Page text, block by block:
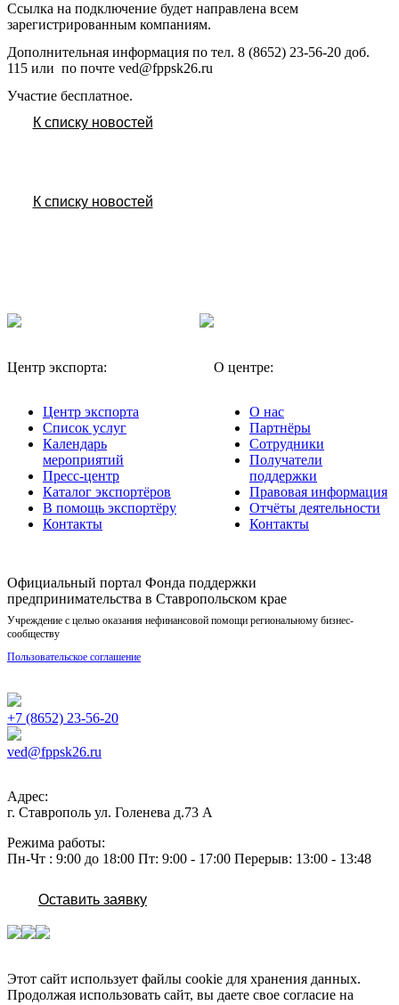
Ссылка на подключение будет направлена всем
зарегистрированным компаниям.
Дополнительная информация по тел. 8 (8652) 23-56-20 доб.
115 или по почте ved@fppsk26.ru
Участие бесплатное.
К списку новостей
К списку новостей
Центр экспорта:
Центр экспорта
Список услуг
Календарь
мероприятий
Пресс-центр
Каталог экспортёров
В помощь экспортёру
Контакты
О центре:
О нас
Партнёры
Сотрудники
Получатели
поддержки
Правовая информация
Отчёты деятельности
Контакты
Официальный портал Фонда поддержки
предпринимательства в Ставропольском крае
Учреждение с целью оказания нефинансовой помощи региональному бизнес-
сообществу
Пользовательское соглашение
+7 (8652) 23-56-20
ved@fppsk26.ru
Адрес:
г. Ставрополь ул. Голенева д.73 A
Режима работы:
Пн-Чт : 9:00 до 18:00 Пт: 9:00 - 17:00 Перерыв: 13:00 - 13:48
Оставить заявку
Этот сайт использует файлы cookie для хранения данных.
Продолжая использовать сайт, вы даете свое согласие на